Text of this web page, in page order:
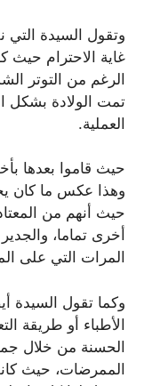
وتقول السيدة التي
غاية الاحترام
الرغم من التوتر
تمت الولادة بشكل
العملية.
حيث قاموا بعدها
وهذا عكس ما كان
حيث أنهم من
أخرى تماما،
المرات التي على
وكما تقول السيدة
الأطباء أو طريقة
الحسنة من خلال
الممرضات، حيث